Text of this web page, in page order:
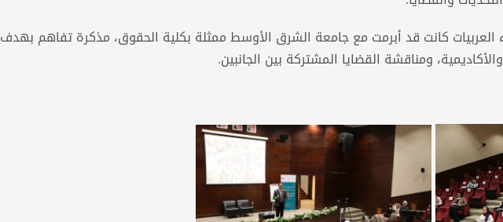
العربيات كانت قد أبرمت مع جامعة الشرق الأوسط ممثلة بكلية الحقوق، مذكرة تفاهم بهدف
ومناقشة القضايا المشتركة بين الجانبين.